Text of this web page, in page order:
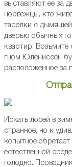
выставляют ее за
норвежцы, кто
тарелки с
дверью обычных
квартир. Возьмите
гном Юлениссен
расположенное за
Искать лосей в
странное, но к
копытное
естественной
голодно.